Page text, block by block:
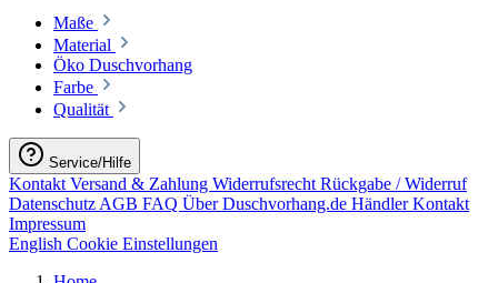
Maße
Material
Öko Duschvorhang
Farbe
Qualität
Service/Hilfe
Kontakt Versand & Zahlung Widerrufsrecht Rückgabe / Widerruf
Datenschutz AGB FAQ Über Duschvorhang.de Händler Kontakt
Impressum
English Cookie Einstellungen